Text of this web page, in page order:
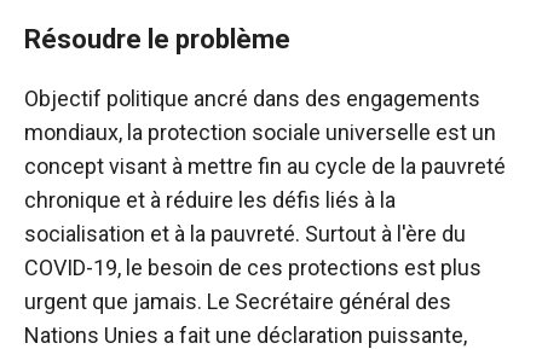
Résoudre le problème
Objectif politique ancré dans des engagements
mondiaux, la protection sociale universelle est un
concept visant à mettre fin au cycle de la pauvreté
chronique et à réduire les défis liés à la
socialisation et à la pauvreté. Surtout à l'ère du
COVID-19, le besoin de ces protections est plus
urgent que jamais. Le Secrétaire général des
Nations Unies a fait une déclaration puissante,